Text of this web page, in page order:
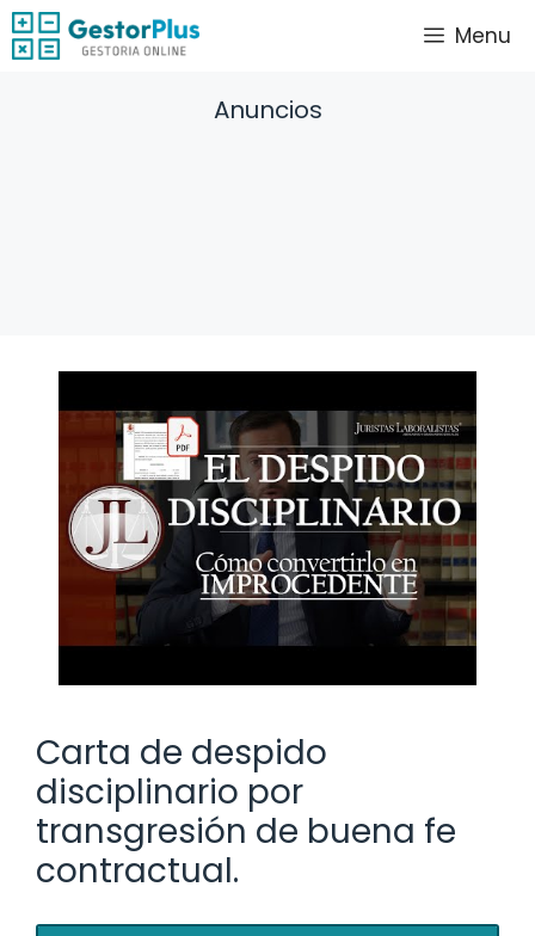
Saltar
al
Menu
Anuncios
Carta de despido
disciplinario por
transgresión de buena fe
contractual.